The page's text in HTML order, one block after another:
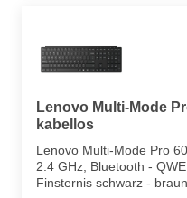
Lenovo Multi-Mode
kabellos
Lenovo Multi-Mode Pro
2.4 GHz, Bluetooth -
Finsternis schwarz -